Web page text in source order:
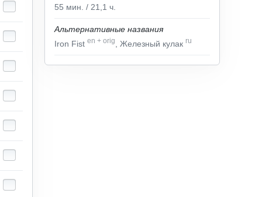
55 мин. / 21,1 ч.
Альтернативные названия
Iron Fist en + orig , Железный кулак ru